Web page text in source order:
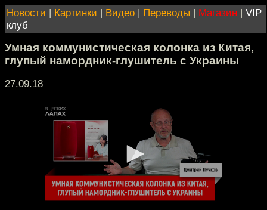
Новости | Картинки | Видео | Переводы | Магазин | VIP
клуб
Умная коммунистическая колонка из Китая,
глупый намордник-глушитель c Украины
27.09.18